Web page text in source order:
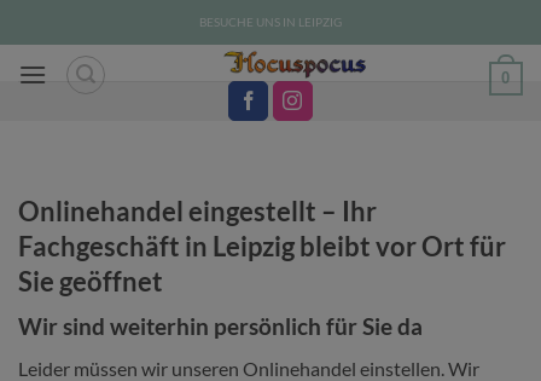
Inhalt
springen
BESUCHE UNS IN LEIPZIG
0
Onlinehandel eingestellt – Ihr
Fachgeschäft in Leipzig bleibt vor Ort für
Sie geöffnet
Wir sind weiterhin persönlich für Sie da
Leider müssen wir unseren Onlinehandel einstellen. Wir